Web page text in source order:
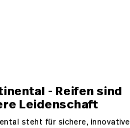
- Reifen sind
Leidenschaft
steht für sichere, innovative